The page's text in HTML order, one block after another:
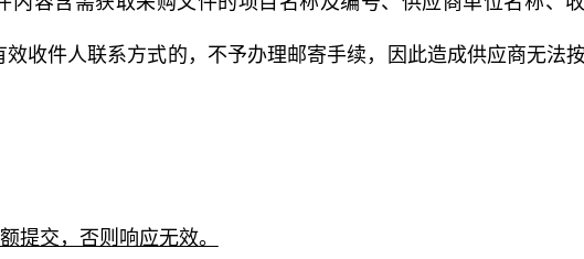
收件人联系方式的，不予办理邮寄手续，因此造成供应商无法
提交，否则响应无效。